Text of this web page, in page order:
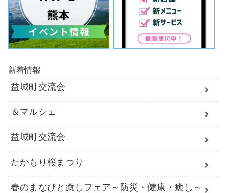
新着情報
益城町交流会
＆マルシェ
益城町交流会
たかもり桜まつり
春のまなびと癒しフェア～防災・健康・癒し～